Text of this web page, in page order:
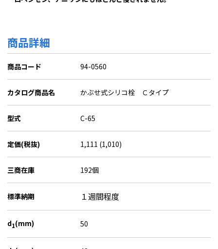
商品詳細
商品コード 94-0560
カタログ商品名 かぶせ式シリコ栓 Ｃタイプ
型式 C-65
定価(税抜) 1,111 (1,010)
三商在庫 192個
標準納期 １週間程度
d1(mm) 50